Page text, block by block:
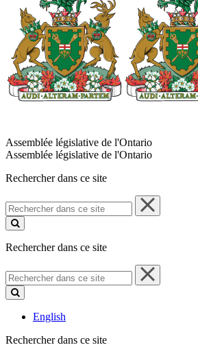
Assemblée législative de l'Ontario
Assemblée législative de l'Ontario
Rechercher dans ce site
Rechercher
dans
ce
Rechercher dans ce site
Rechercher
dans
ce
English
Rechercher dans ce site